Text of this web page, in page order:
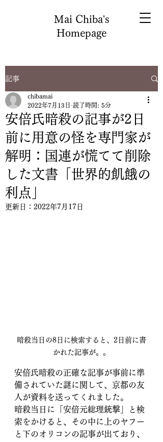
Mai Chiba's
Homepage
記事
安倍氏暗殺の記事が2日
前に用意の怪を専門家が
解明：国連が慌てて削除
した文書「世界的飢餓の
利点」
chibamai
2022年7月13日 読了時間: 5分
更新日： 2022年7月17日
暗殺当日の8日に検索すると、2日前に書
かれた記事が。。
安倍氏暗殺の正確な記事が事前に準
備されていた謎に関して、京都の友
人が資料を送ってくれました。
暗殺当日に「安倍元総理銃撃」と検
索をかけると、その中に上のヤフー
と下のオリコンの記事が出ており、